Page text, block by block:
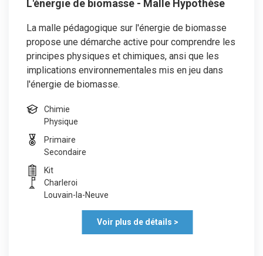
L'énergie de biomasse - Malle Hypothèse
La malle pédagogique sur l'énergie de biomasse
propose une démarche active pour comprendre les
principes physiques et chimiques, ansi que les
implications environnementales mis en jeu dans
l'énergie de biomasse.
Chimie
Physique
Primaire
Secondaire
Kit
Charleroi
Louvain-la-Neuve
Voir plus de détails >